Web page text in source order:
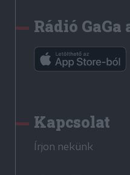
Rádió
Kapcsolat
Írjon nekünk